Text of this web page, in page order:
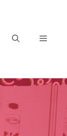
Menu